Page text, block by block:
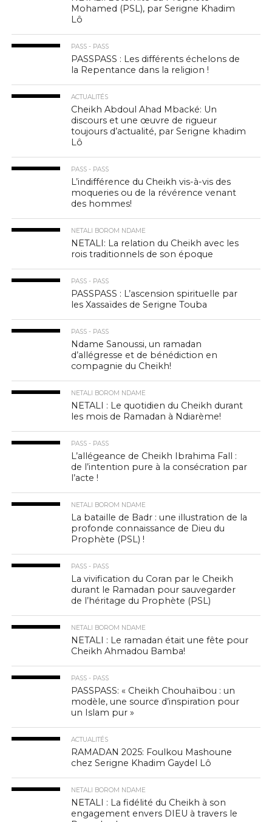
Mohamed (PSL), par Serigne Khadim
Lô
PASS - PASS
PASSPASS : Les différents échelons de
la Repentance dans la religion !
ACTUALITÉS
Cheikh Abdoul Ahad Mbacké: Un
discours et une œuvre de rigueur
toujours d’actualité, par Serigne khadim
Lô
PASS - PASS
L’indifférence du Cheikh vis-à-vis des
moqueries ou de la révérence venant
des hommes!
NETALI BOROM NDAME
NETALI: La relation du Cheikh avec les
rois traditionnels de son époque
PASS - PASS
PASSPASS : L’ascension spirituelle par
les Xassaïdes de Serigne Touba
PASS - PASS
Ndame Sanoussi, un ramadan
d’allégresse et de bénédiction en
compagnie du Cheikh!
NETALI BOROM NDAME
NETALI : Le quotidien du Cheikh durant
les mois de Ramadan à Ndiarème!
PASS - PASS
L’allégeance de Cheikh Ibrahima Fall :
de l’intention pure à la consécration par
l’acte !
NETALI BOROM NDAME
La bataille de Badr : une illustration de la
profonde connaissance de Dieu du
Prophète (PSL) !
PASS - PASS
La vivification du Coran par le Cheikh
durant le Ramadan pour sauvegarder
de l’héritage du Prophète (PSL)
NETALI BOROM NDAME
NETALI : Le ramadan était une fête pour
Cheikh Ahmadou Bamba!
PASS - PASS
PASSPASS: « Cheikh Chouhaïbou : un
modèle, une source d’inspiration pour
un Islam pur »
ACTUALITÉS
RAMADAN 2025: Foulkou Mashoune
chez Serigne Khadim Gaydel Lô
NETALI BOROM NDAME
NETALI : La fidélité du Cheikh à son
engagement envers DIEU à travers le